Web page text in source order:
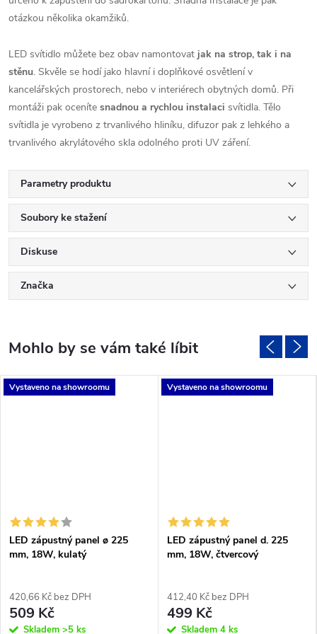
otázkou několika okamžiků.
LED svítidlo můžete bez obav namontovat jak na strop, tak i na
stěnu. Skvěle se hodí jako hlavní i doplňkové osvětlení v
kancelářských prostorech, nebo v interiérech obytných domů. Při
montáži pak oceníte snadnou a rychlou instalaci svítidla. Tělo
svítidla je vyrobeno z trvanlivého hliníku, difuzor pak z lehkého a
trvanlivého akrylátového skla odolného proti UV záření.
Parametry produktu
Soubory ke stažení
Diskuse
Značka
Vystaveno na showroomu
LED zápustný panel ø 225
mm, 18W, kulatý
420,66 Kč bez DPH
509 Kč
Skladem >5 ks
Vystaveno na showroomu
LED zápustný panel d. 225
mm, 18W, čtvercový
412,40 Kč bez DPH
499 Kč
Skladem 4 ks